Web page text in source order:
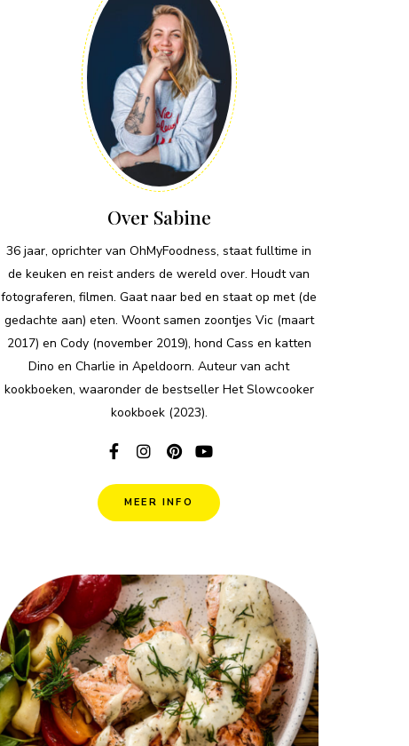
Over Sabine
36 jaar, oprichter van OhMyFoodness, staat fulltime in
de keuken en reist anders de wereld over. Houdt van
fotograferen, filmen. Gaat naar bed en staat op met (de
gedachte aan) eten. Woont samen zoontjes Vic (maart
2017) en Cody (november 2019), hond Cass en katten
Dino en Charlie in Apeldoorn. Auteur van acht
kookboeken, waaronder de bestseller Het Slowcooker
kookboek (2023).
MEER INFO